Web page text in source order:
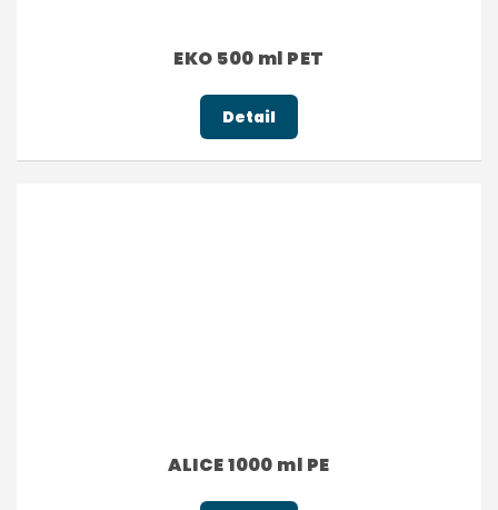
EKO 500 ml PET
Detail
ALICE 1000 ml PE